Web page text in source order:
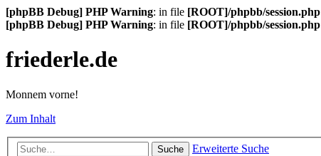
[phpBB Debug] PHP Warning: in file [ROOT]/phpbb/session.php
[phpBB Debug] PHP Warning: in file [ROOT]/phpbb/session.php
friederle.de
Monnem vorne!
Zum Inhalt
Suche Erweiterte Suche